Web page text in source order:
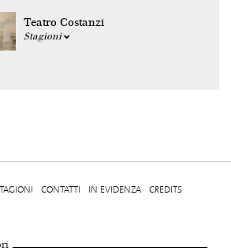
Teatro Costanzi
Stagioni
CONTATTI IN EVIDENZA CREDITS